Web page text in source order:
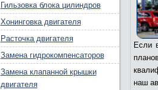
Если
наш
Гильзовка блока цилиндров
Хонинговка двигателя
Расточка двигателя
Замена гидрокомпенсаторов
Замена клапанной крышки
двигателя